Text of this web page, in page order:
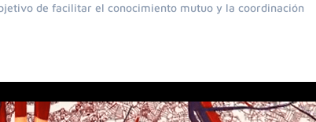
de facilitar el conocimiento mutuo y la coordinación